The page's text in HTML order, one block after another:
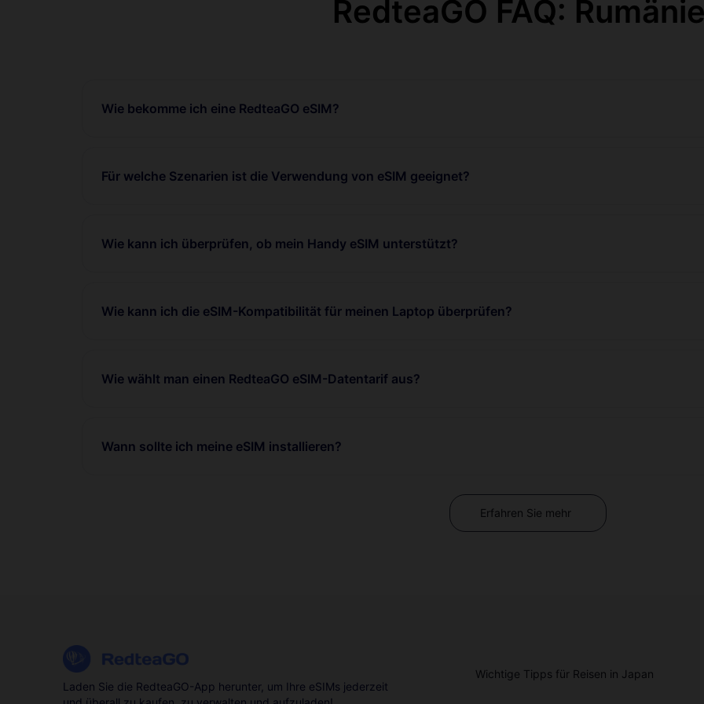
RedteaGO FAQ:
Wie bekomme ich eine RedteaGO eSIM?
Für welche Szenarien ist die Verwendung von eSIM geeignet?
Wie kann ich überprüfen, ob mein Handy eSIM unterstützt?
Wie kann ich die eSIM-Kompatibilität für meinen Laptop überprüfen?
Wie wählt man einen RedteaGO eSIM-Datentarif aus?
Wann sollte ich meine eSIM installieren?
Erfahren Sie mehr
Laden Sie die RedteaGO-App herunter, um Ihre eSIMs jederzeit
Wichtige Tipps für Reisen in Japan